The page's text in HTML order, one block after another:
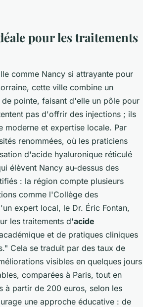
pour les traitements
comme Nancy si attrayante pour
cette ville combine un
pointe, faisant d'elle un pôle pour
pas d'offrir des injections ; ils
moderne et expertise locale. Par
renommées, où les praticiens
d'acide hyaluronique réticulé
élèvent Nancy au-dessus des
: la région compte plusieurs
comme l'Collège des
expert local, le Dr. Éric Fontan,
les traitements d'acide
et de pratiques cliniques
Cela se traduit par des taux de
visibles en quelques jours
comparées à Paris, tout en
à partir de 200 euros, selon les
une approche éducative : de